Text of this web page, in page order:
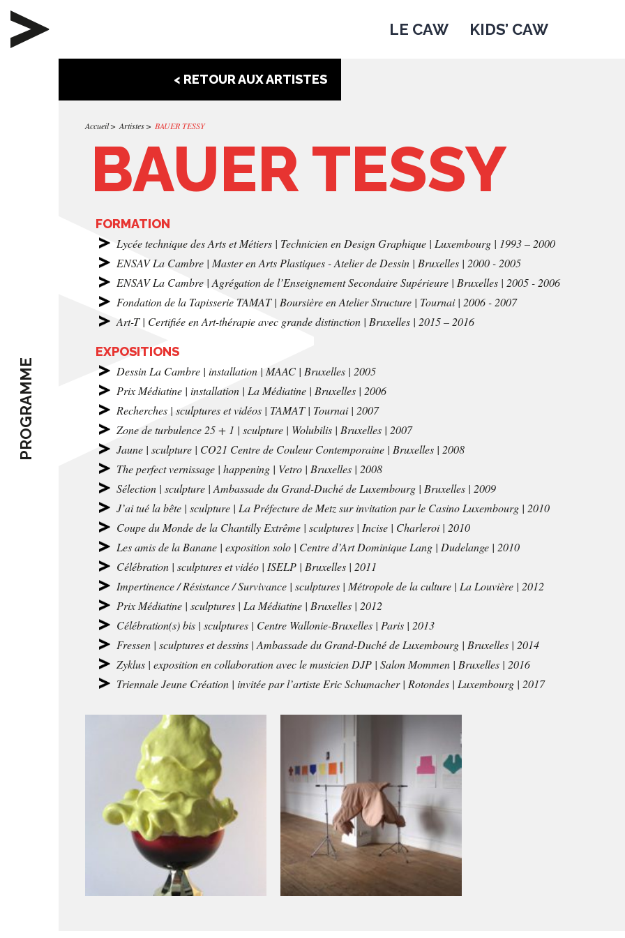
LE CAW KIDS’ CAW
PROGRAMME
< RETOUR AUX ARTISTES
Accueil Artistes BAUER TESSY
BAUER TESSY
FORMATION
Lycée technique des Arts et Métiers | Technicien en Design Graphique | Luxembourg | 1993 – 2000
ENSAV La Cambre | Master en Arts Plastiques - Atelier de Dessin | Bruxelles | 2000 - 2005
ENSAV La Cambre | Agrégation de l’Enseignement Secondaire Supérieure | Bruxelles | 2005 - 2006
Fondation de la Tapisserie TAMAT | Boursière en Atelier Structure | Tournai | 2006 - 2007
Art-T | Certifiée en Art-thérapie avec grande distinction | Bruxelles | 2015 – 2016
EXPOSITIONS
Dessin La Cambre | installation | MAAC | Bruxelles | 2005
Prix Médiatine | installation | La Médiatine | Bruxelles | 2006
Recherches | sculptures et vidéos | TAMAT | Tournai | 2007
Zone de turbulence 25 + 1 | sculpture | Wolubilis | Bruxelles | 2007
Jaune | sculpture | CO21 Centre de Couleur Contemporaine | Bruxelles | 2008
The perfect vernissage | happening | Vetro | Bruxelles | 2008
Sélection | sculpture | Ambassade du Grand-Duché de Luxembourg | Bruxelles | 2009
J’ai tué la bête | sculpture | La Préfecture de Metz sur invitation par le Casino Luxembourg | 2010
Coupe du Monde de la Chantilly Extrême | sculptures | Incise | Charleroi | 2010
Les amis de la Banane | exposition solo | Centre d’Art Dominique Lang | Dudelange | 2010
Célébration | sculptures et vidéo | ISELP | Bruxelles | 2011
Impertinence / Résistance / Survivance | sculptures | Métropole de la culture | La Louvière | 2012
Prix Médiatine | sculptures | La Médiatine | Bruxelles | 2012
Célébration(s) bis | sculptures | Centre Wallonie-Bruxelles | Paris | 2013
Fressen | sculptures et dessins | Ambassade du Grand-Duché de Luxembourg | Bruxelles | 2014
Zyklus | exposition en collaboration avec le musicien DJP | Salon Mommen | Bruxelles | 2016
Triennale Jeune Création | invitée par l’artiste Eric Schumacher | Rotondes | Luxembourg | 2017